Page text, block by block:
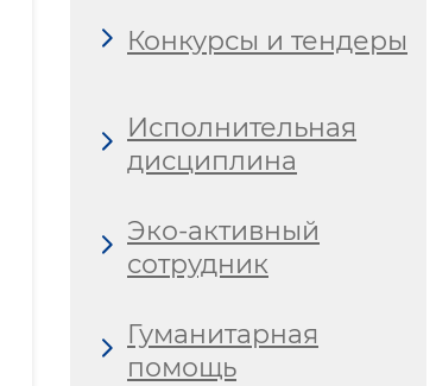
Конкурсы и тендеры
Исполнительная
дисциплина
Эко-активный
сотрудник
Гуманитарная
помощь